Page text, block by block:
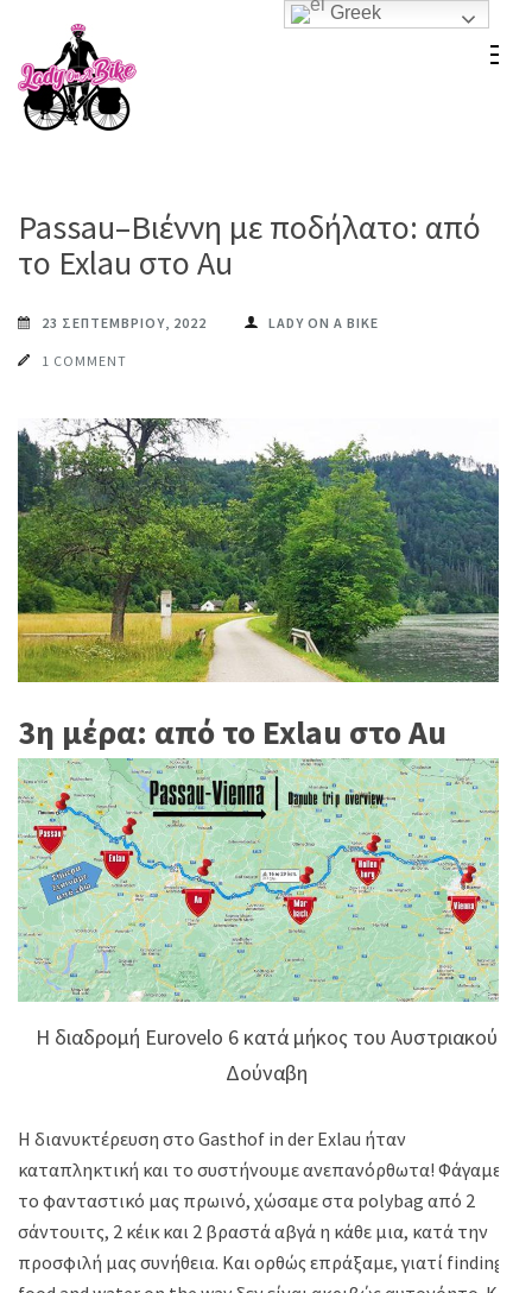
content
(Press
Passau–Βιέννη με ποδήλατο: από
το Exlau στο Au
23 ΣΕΠΤΕΜΒΡΊΟΥ, 2022 LADY ON A BIKE
1 COMMENT
3η μέρα: από το Exlau στο Au
Η διαδρομή Eurovelo 6 κατά μήκος του Αυστριακού
Δούναβη
Η διανυκτέρευση στο Gasthof in der Exlau ήταν
καταπληκτική και το συστήνουμε ανεπανόρθωτα! Φάγαμε
το φανταστικό μας πρωινό, χώσαμε στα polybag από 2
σάντουιτς, 2 κέικ και 2 βραστά αβγά η κάθε μια, κατά την
προσφιλή μας συνήθεια. Και ορθώς επράξαμε, γιατί finding
Greek